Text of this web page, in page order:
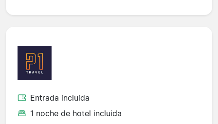
Entrada incluida
1 noche de hotel incluida